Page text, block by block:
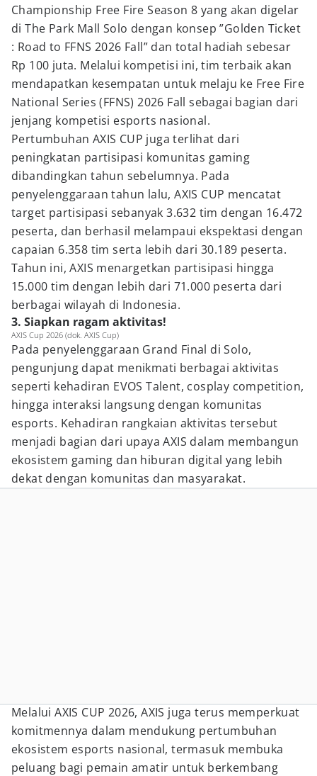
Championship Free Fire Season 8 yang akan digelar
di The Park Mall Solo dengan konsep ”Golden Ticket
: Road to FFNS 2026 Fall” dan total hadiah sebesar
Rp 100 juta. Melalui kompetisi ini, tim terbaik akan
mendapatkan kesempatan untuk melaju ke Free Fire
National Series (FFNS) 2026 Fall sebagai bagian dari
jenjang kompetisi esports nasional.
Pertumbuhan AXIS CUP juga terlihat dari
peningkatan partisipasi komunitas gaming
dibandingkan tahun sebelumnya. Pada
penyelenggaraan tahun lalu, AXIS CUP mencatat
target partisipasi sebanyak 3.632 tim dengan 16.472
peserta, dan berhasil melampaui ekspektasi dengan
capaian 6.358 tim serta lebih dari 30.189 peserta.
Tahun ini, AXIS menargetkan partisipasi hingga
15.000 tim dengan lebih dari 71.000 peserta dari
berbagai wilayah di Indonesia.
3. Siapkan ragam aktivitas!
AXIS Cup 2026 (dok. AXIS Cup)
Pada penyelenggaraan Grand Final di Solo,
pengunjung dapat menikmati berbagai aktivitas
seperti kehadiran EVOS Talent, cosplay competition,
hingga interaksi langsung dengan komunitas
esports. Kehadiran rangkaian aktivitas tersebut
menjadi bagian dari upaya AXIS dalam membangun
ekosistem gaming dan hiburan digital yang lebih
dekat dengan komunitas dan masyarakat.
Melalui AXIS CUP 2026, AXIS juga terus memperkuat
komitmennya dalam mendukung pertumbuhan
ekosistem esports nasional, termasuk membuka
peluang bagi pemain amatir untuk berkembang